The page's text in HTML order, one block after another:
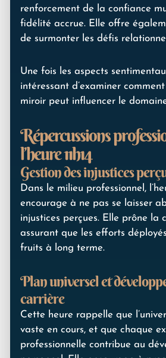
renforcement de la confiance
fidélité accrue. Elle offre
de surmonter les défis
Une fois les aspects
intéressant d’examiner
miroir peut influencer le
Répercussions
l’heure 11h14
Gestion des injustices
Dans le milieu professionnel,
encourage à ne pas se laisser
injustices perçues. Elle prône la
assurant que les efforts
fruits à long terme.
Plan universel et
carrière
Cette heure rappelle que
vaste en cours, et que chaque
professionnelle contribue au